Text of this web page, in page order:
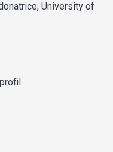
University of